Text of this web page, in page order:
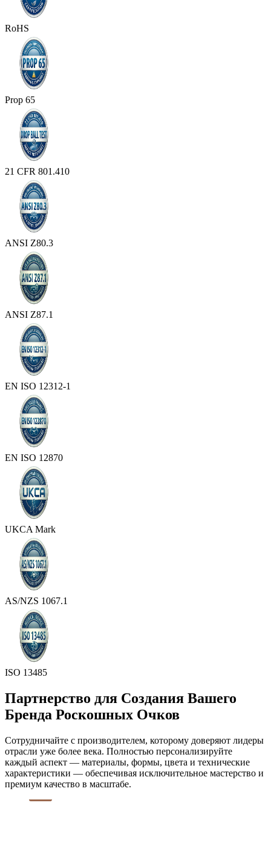
RoHS
Prop 65
21 CFR 801.410
ANSI Z80.3
ANSI Z87.1
EN ISO 12312-1
EN ISO 12870
UKCA Mark
AS/NZS 1067.1
ISO 13485
Партнерство для Создания Вашего
Бренда Роскошных Очков
Сотрудничайте с производителем, которому доверяют лидеры
отрасли уже более века. Полностью персонализируйте
каждый аспект — материалы, формы, цвета и технические
характеристики — обеспечивая исключительное мастерство и
премиум качество в масштабе.